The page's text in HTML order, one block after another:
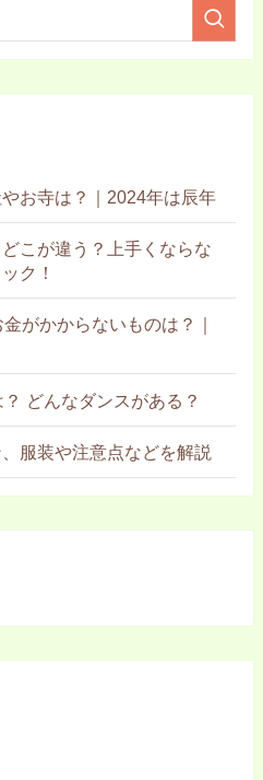
お寺は？｜2024年は辰年
こが違う？上手くならな
ク！
がかからないものは？｜
どんなダンスがある？
服装や注意点などを解説